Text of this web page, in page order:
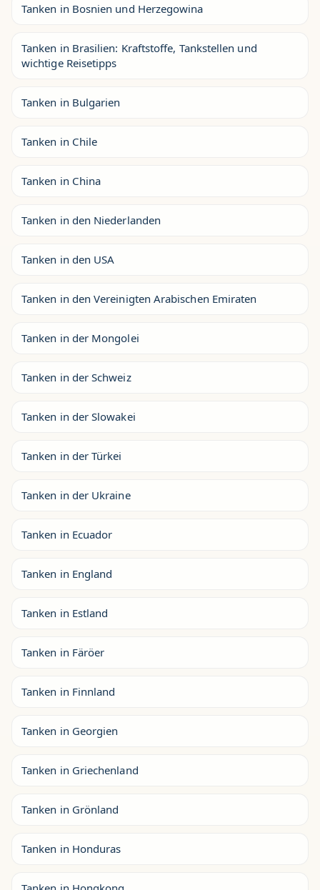
Tanken in Bosnien und Herzegowina
Tanken in Brasilien: Kraftstoffe, Tankstellen und
wichtige Reisetipps
Tanken in Bulgarien
Tanken in Chile
Tanken in China
Tanken in den Niederlanden
Tanken in den USA
Tanken in den Vereinigten Arabischen Emiraten
Tanken in der Mongolei
Tanken in der Schweiz
Tanken in der Slowakei
Tanken in der Türkei
Tanken in der Ukraine
Tanken in Ecuador
Tanken in England
Tanken in Estland
Tanken in Färöer
Tanken in Finnland
Tanken in Georgien
Tanken in Griechenland
Tanken in Grönland
Tanken in Honduras